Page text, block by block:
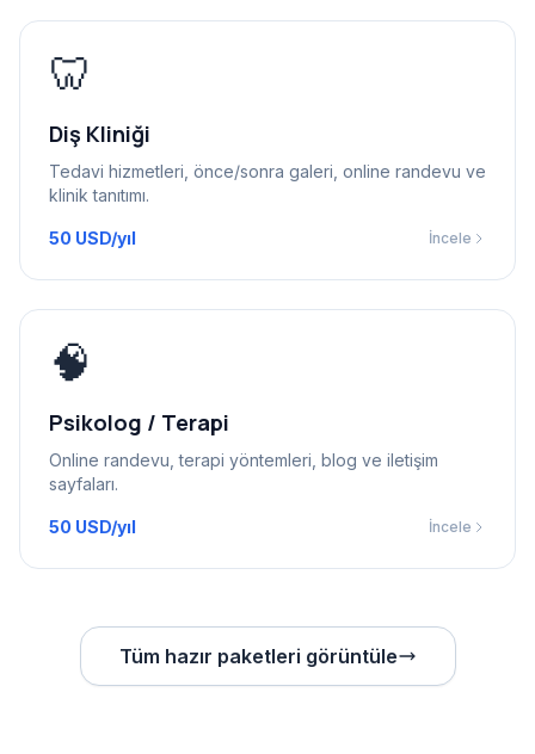
🦷
Diş Kliniği
Tedavi hizmetleri, önce/sonra galeri, online randevu ve
klinik tanıtımı.
50 USD/yıl İncele
🧠
Psikolog / Terapi
Online randevu, terapi yöntemleri, blog ve iletişim
sayfaları.
50 USD/yıl İncele
Tüm hazır paketleri görüntüle